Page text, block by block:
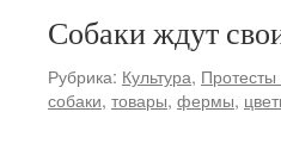
Собаки ждут
Рубрика: Культура,
собаки, товары, фермы,